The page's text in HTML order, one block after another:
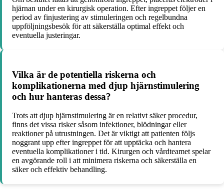
hjärnan under en kirurgisk operation. Efter ingreppet följer en
period av finjustering av stimuleringen och regelbundna
uppföljningsbesök för att säkerställa optimal effekt och
eventuella justeringar.
Vilka är de potentiella riskerna och
komplikationerna med djup hjärnstimulering
och hur hanteras dessa?
Trots att djup hjärnstimulering är en relativt säker procedur,
finns det vissa risker såsom infektioner, blödningar eller
reaktioner på utrustningen. Det är viktigt att patienten följs
noggrant upp efter ingreppet för att upptäcka och hantera
eventuella komplikationer i tid. Kirurgen och vårdteamet spelar
en avgörande roll i att minimera riskerna och säkerställa en
säker och effektiv behandling.